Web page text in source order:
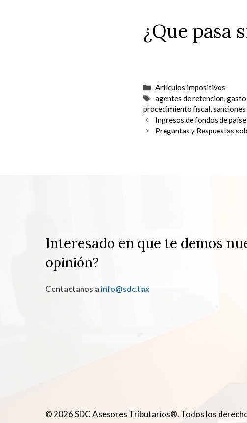
¿Que pasa
Categorías
Artículos impositivos
Etiquetas
agentes de retencion,gasto,
procedimiento fiscal,sanciones
Ingresos de fondos de
Preguntas y Respuestas
Interesado en que te demos
opinión?
Contactanos a info@sdc.tax
© 2026 SDC Asesores Tributarios®. Todos los